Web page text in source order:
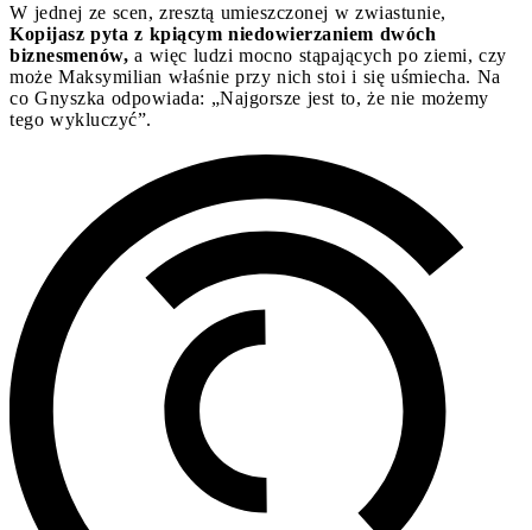
W jednej ze scen, zresztą umieszczonej w zwiastunie,
Kopijasz pyta z kpiącym niedowierzaniem dwóch
biznesmenów, a więc ludzi mocno stąpających po ziemi, czy
może Maksymilian właśnie przy nich stoi i się uśmiecha. Na
co Gnyszka odpowiada: „Najgorsze jest to, że nie możemy
tego wykluczyć”.